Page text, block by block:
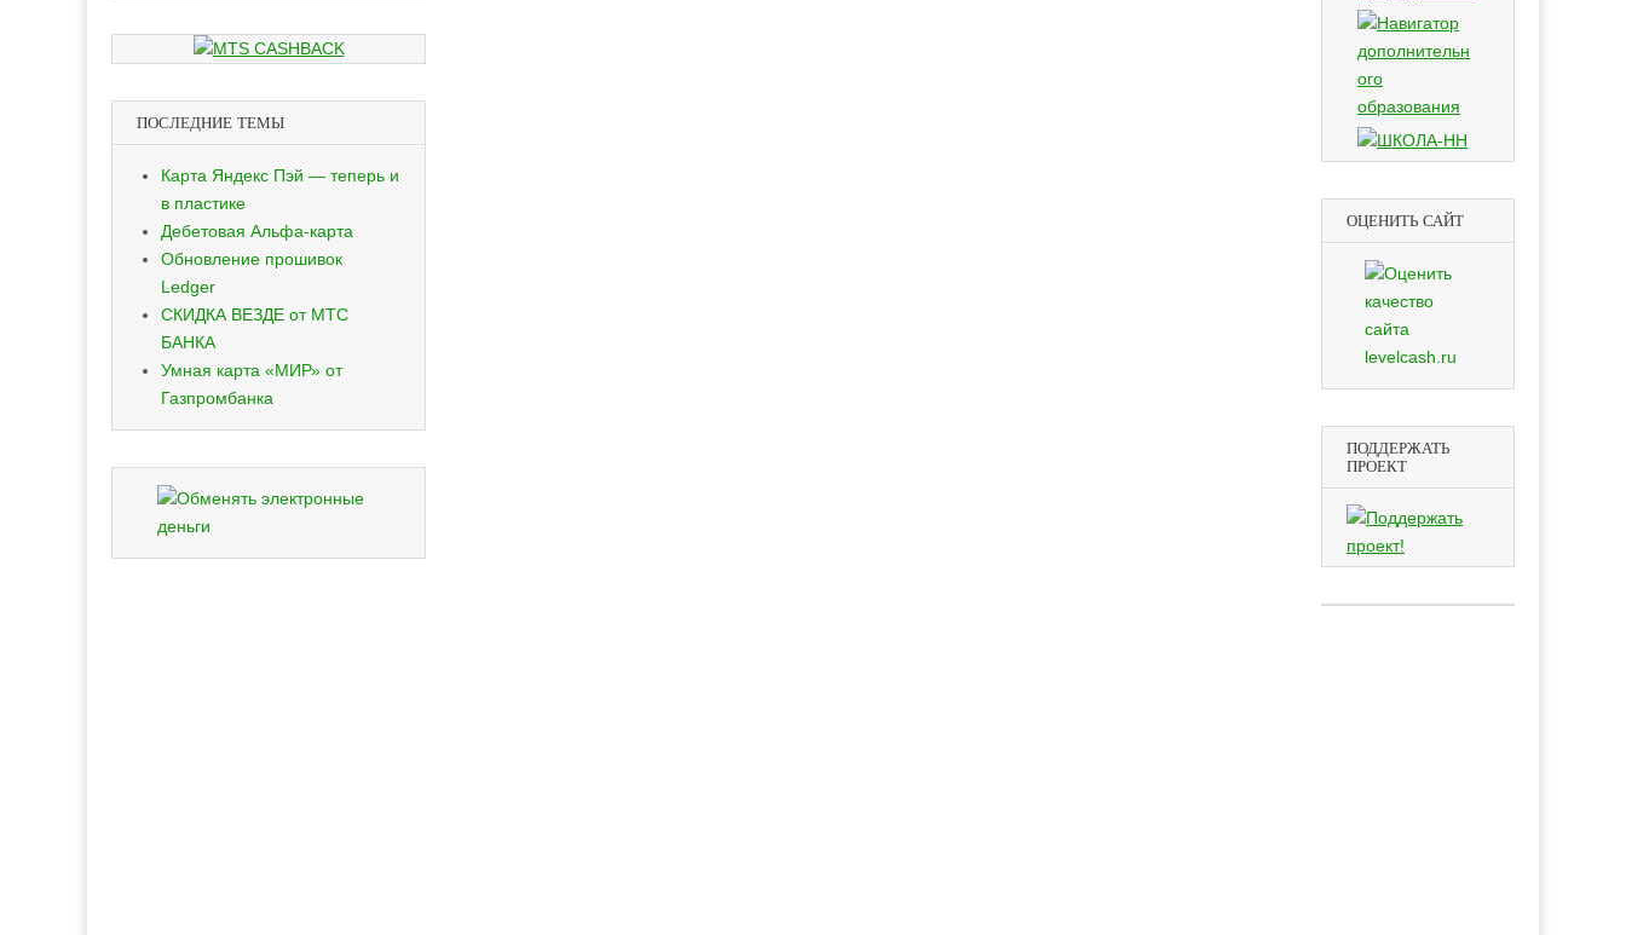
ПОСЛЕДНИЕ ТЕМЫ
Карта Яндекс Пэй — теперь и
в пластике
Дебетовая Альфа-карта
Обновление прошивок
Ledger
СКИДКА ВЕЗДЕ от МТС
БАНКА
Умная карта «МИР» от
Газпромбанка
ОЦЕНИТЬ САЙТ
ПОДДЕРЖАТЬ
ПРОЕКТ